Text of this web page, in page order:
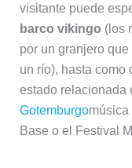
visitante puede
barco vikingo (los
por un granjero
un río), hasta como
estado relacionada
Gotemburgomúsica
Base o el Festival